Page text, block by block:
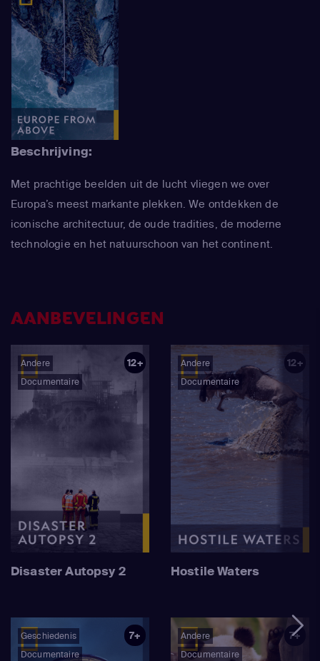
Beschrijving:
Met prachtige beelden uit de lucht vliegen we over
Europa’s meest markante plekken. We ontdekken de
iconische architectuur, de oude tradities, de moderne
technologie en het natuurschoon van het continent.
AANBEVELINGEN
Andere
Documentaire
12+
Disaster Autopsy 2
Andere
Documentaire
12+
Hostile Waters
Geschiedenis
Documentaire
7+
Andere
Documentaire
7+